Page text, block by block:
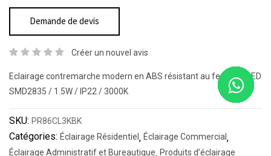
Demande de devis
Créer un nouvel avis
Eclairage contremarche modern en ABS résistant au feu avec LED
SMD2835 / 1.5W / IP22 / 3000K
SKU: PR86CL3KBK
Catégories: Éclairage Résidentiel , Éclairage Commercial,
Éclairage Administratif et Bureautique, Produits d’éclairage